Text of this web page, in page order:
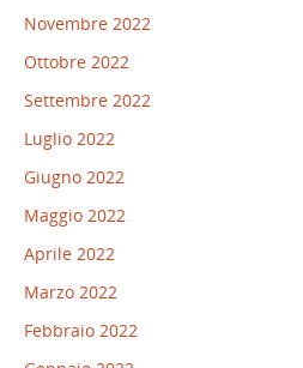
Novembre 2022
Ottobre 2022
Settembre 2022
Luglio 2022
Giugno 2022
Maggio 2022
Aprile 2022
Marzo 2022
Febbraio 2022